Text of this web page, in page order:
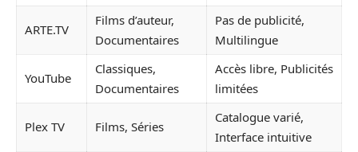
ARTE.TV
Films d’auteur,
Documentaires
Pas de publicité,
Multilingue
YouTube
Classiques,
Documentaires
Accès libre, Publicités
limitées
Plex TV Films, Séries
Catalogue varié,
Interface intuitive